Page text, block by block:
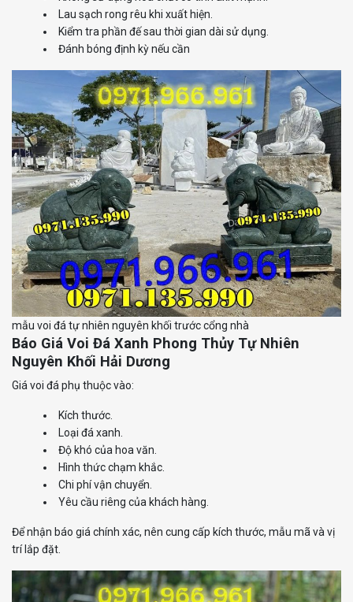
Lau sạch rong rêu khi xuất hiện.
Kiểm tra phần đế sau thời gian dài sử dụng.
Đánh bóng định kỳ nếu cần
mẫu voi đá tự nhiên nguyên khối trước cổng nhà
Báo Giá Voi Đá Xanh Phong Thủy Tự Nhiên
Nguyên Khối Hải Dương
Giá voi đá phụ thuộc vào:
Kích thước.
Loại đá xanh.
Độ khó của hoa văn.
Hình thức chạm khắc.
Chi phí vận chuyển.
Yêu cầu riêng của khách hàng.
Để nhận báo giá chính xác, nên cung cấp kích thước, mẫu mã và vị
trí lắp đặt.